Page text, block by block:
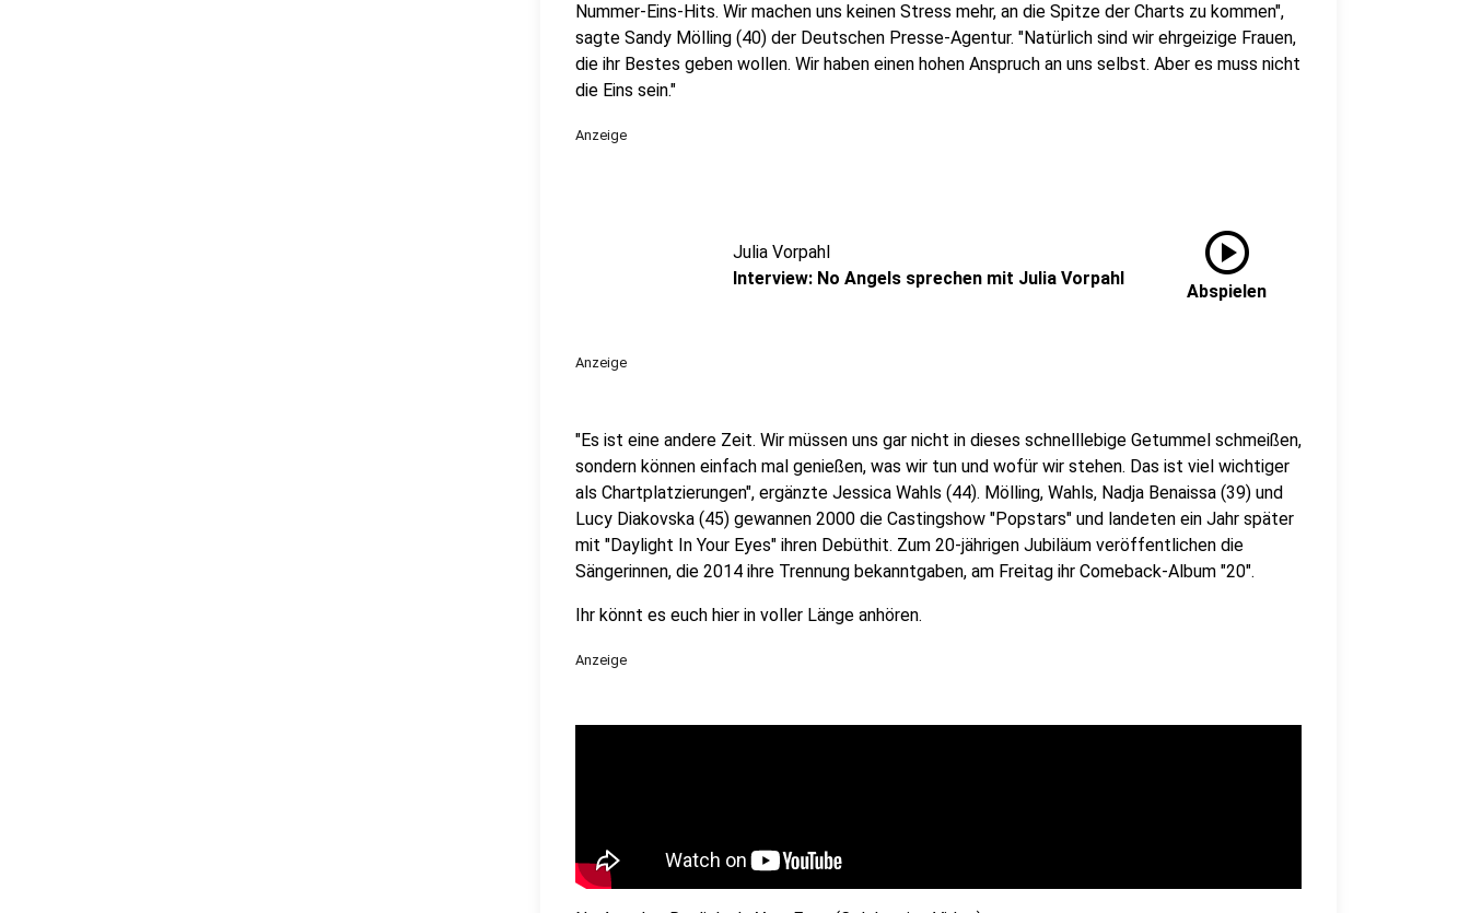
Nummer-Eins-Hits. Wir machen uns keinen Stress mehr, an die Spitze der Charts zu kommen",
sagte Sandy Mölling (40) der Deutschen Presse-Agentur. "Natürlich sind wir ehrgeizige Frauen,
die ihr Bestes geben wollen. Wir haben einen hohen Anspruch an uns selbst. Aber es muss nicht
die Eins sein."
Anzeige
Julia Vorpahl
Interview: No Angels sprechen mit Julia Vorpahl
play_circle
Abspielen
Anzeige
"Es ist eine andere Zeit. Wir müssen uns gar nicht in dieses schnelllebige Getummel schmeißen,
sondern können einfach mal genießen, was wir tun und wofür wir stehen. Das ist viel wichtiger
als Chartplatzierungen", ergänzte Jessica Wahls (44). Mölling, Wahls, Nadja Benaissa (39) und
Lucy Diakovska (45) gewannen 2000 die Castingshow "Popstars" und landeten ein Jahr später
mit "Daylight In Your Eyes" ihren Debüthit. Zum 20-jährigen Jubiläum veröffentlichen die
Sängerinnen, die 2014 ihre Trennung bekanntgaben, am Freitag ihr Comeback-Album "20".
Ihr könnt es euch hier in voller Länge anhören.
Anzeige